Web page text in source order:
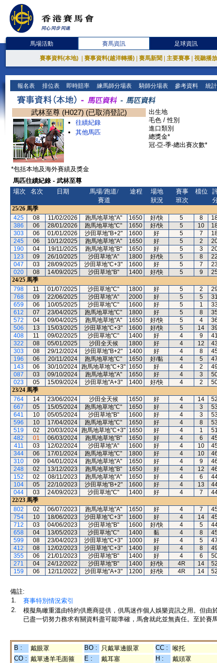
馬場活動 賽馬資訊 足球資訊
賽事資料(本地) 賽事資料(越洋轉播) 賽馬新聞 主要賽事 視聽播
報名表 排位表 即時賠率 練馬師分場表 騎師分場表 參考資料 統
武林至尊 (H027) (已取消登記)
往績紀錄
其他馬匹
出生地
毛色 / 性別
進口類別
總獎金*
冠-亞-季-總出賽次數*
*包括本地及海外賽績及獎金
馬匹往績紀錄 - 武林至尊
場次
名次 日期
馬場/跑道/
賽道
途程
場地
狀況
賽事
班次
檔位
25/26 馬季
425
08 11/02/2026 跑馬地草地"A" 1650 好/快 5 8
386
06 28/01/2026 跑馬地草地"C" 1650 好/快 5 10
303
06 01/01/2026 沙田草地"B+2" 1600 好 5 7
245
06 10/12/2025 跑馬地草地"A" 1650 好 5 2
190
04 19/11/2025 跑馬地草地"B" 1650 好 5 3
123
09 26/10/2025 沙田草地"A" 1800 好/快 5 8
047
03 28/09/2025 沙田草地"C+3" 1600 好 5 7
020
08 14/09/2025 沙田草地"B" 1400 好/快 5 9
24/25 馬季
798
11 01/07/2025 沙田草地"C" 1800 好 5 2
768
09 22/06/2025 沙田草地"A" 2000 好 5 5
659
06 10/05/2025 沙田草地"C" 1600 好 5 1
612
07 23/04/2025 跑馬地草地"C" 1800 好 5 8
572
04 09/04/2025 跑馬地草地"A" 1650 好/快 5 4
506
13 15/03/2025 沙田草地"C+3" 1600 好/快 5 14
408
11 09/02/2025 沙田草地"C" 1400 好 4 9
322
08 05/01/2025 沙田全天候 1800 好 4 12
303
08 29/12/2024 沙田草地"B+2" 1400 好 4 8
196
06 20/11/2024 跑馬地草地"C" 1650 好/黏 4 5
143
06 30/10/2024 跑馬地草地"C+3" 1650 好 4 2
087
03 09/10/2024 跑馬地草地"A" 1650 好 4 3
023
05 15/09/2024 沙田草地"A+3" 1400 好/快 4 2
23/24 馬季
764
14 23/06/2024 沙田全天候 1650 好 4 14
667
05 15/05/2024 跑馬地草地"C" 1650 好 4 3
641
10 05/05/2024 沙田草地"B" 1600 好 4 3
596
10 17/04/2024 跑馬地草地"C" 1650 好 4 8
519
02 20/03/2024 跑馬地草地"C+3" 1650 好 4 1
482
01 06/03/2024 跑馬地草地"B" 1650 好 4 6
411
03 12/02/2024 沙田草地"A" 1600 好 4 10
344
06 17/01/2024 跑馬地草地"C" 1800 好 4 10
310
09 04/01/2024 跑馬地草地"A" 1650 好 4 9
248
02 13/12/2023 跑馬地草地"B" 1650 好 4 12
152
02 08/11/2023 跑馬地草地"A" 1650 好 4 6
104
05 22/10/2023 沙田草地"B+2" 1600 好 4 13
044
03 24/09/2023 沙田草地"C" 1400 好 4 7
22/23 馬季
802
02 06/07/2023 跑馬地草地"A" 1650 好 4 7
754
10 18/06/2023 沙田草地"C+3" 1600 好 4 14
712
03 04/06/2023 沙田草地"B" 1600 好/快 4 5
658
04 13/05/2023 沙田草地"C" 1400 黏 4 8
599
08 23/04/2023 沙田草地"C+3" 1000 好 4 5
412
08 12/02/2023 沙田草地"C+3" 1400 好 4 8
355
06 21/01/2023 沙田草地"B" 1400 好 4 6
271
04 24/12/2022 沙田草地"B" 1400 好/快 4R 14
159
06 12/11/2022 沙田草地"A+3" 1200 好/快 4R 14
備註:
1.
賽事特別情況索引
2.
模擬鳥瞰重溫由特約供應商提供，供馬迷作個人娛樂資訊之用。但
已盡一切努力務求有關資料盡可能準確，馬會就此並無責任。至於賽
B : 戴眼罩 BO : 只戴單邊眼罩 CC :
喉托
CO : 戴單邊羊毛面箍 E : 戴耳塞 H :
戴頭罩